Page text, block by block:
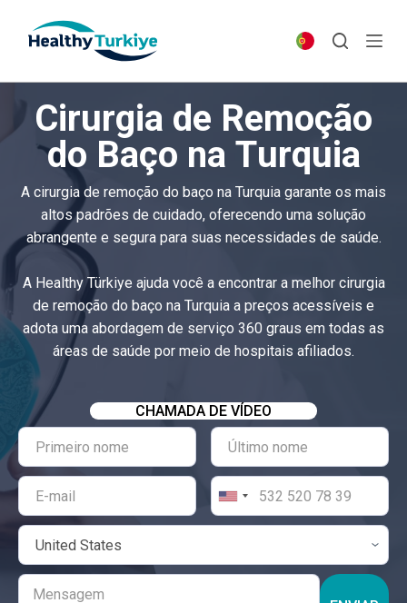
p
n
e
n
Cirurgia de Remoção
do Baço na Turquia
A cirurgia de remoção do baço na Turquia garante os mais
altos padrões de cuidado, oferecendo uma solução
abrangente e segura para suas necessidades de saúde.
A Healthy Türkiye ajuda você a encontrar a melhor cirurgia
de remoção do baço na Turquia a preços acessíveis e
adota uma abordagem de serviço 360 graus em todas as
áreas de saúde por meio de hospitais afiliados.
CHAMADA DE VÍDEO